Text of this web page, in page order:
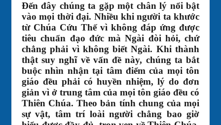
Đến đây chúng ta gặp một chân lý nổi bật
vào mọi thời đại. Nhiều khi người ta khước
từ Chúa Cứu Thế vì không đáp ứng được
tiêu chuẩn đạo đức mà Ngài đòi hỏi, chứ
chẳng phải vì không biết Ngài. Khi thành
thật suy nghĩ về vấn đề này, chúng ta bắt
buộc nhìn nhận tại tâm điểm của mọi tôn
giáo đều phải có huyền nhiệm, lý do đơn
giản vì ở trung tâm của mọi tôn giáo đều có
Thiên Chúa. Theo bản tính chung của mọi
sự vật, tâm trí loài người chẳng bao giờ